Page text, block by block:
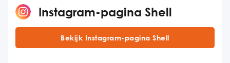
Instagram-pagina Shell
Bekijk Instagram-pagina Shell